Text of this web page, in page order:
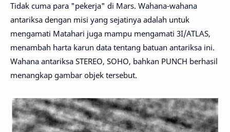
Tidak cuma para "pekerja" di Mars. Wahana-wahana
antariksa dengan misi yang sejatinya adalah untuk
mengamati Matahari juga mampu mengamati 3I/ATLAS,
menambah harta karun data tentang batuan antariksa ini.
Wahana antariksa STEREO, SOHO, bahkan PUNCH berhasil
menangkap gambar objek tersebut.